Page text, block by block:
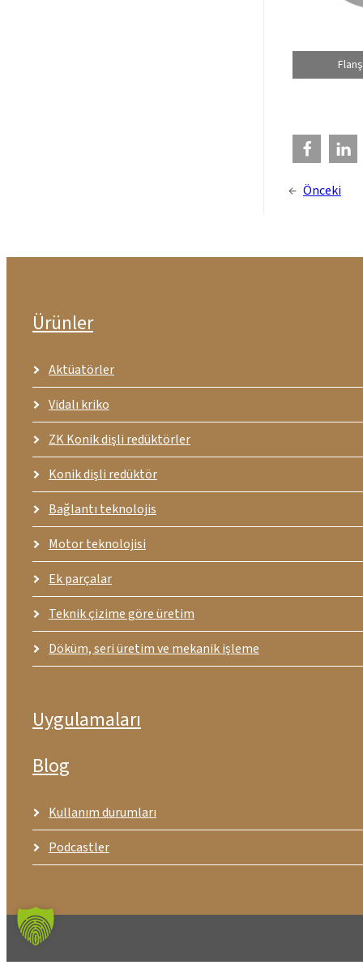
← Önceki
Ürünler
Aktüatörler
Vidalı kriko
ZK Konik dişli redüktörler
Konik dişli redüktör
Bağlantı teknolojis
Motor teknolojisi
Ek parçalar
Teknik çizime göre üretim
Döküm, seri üretim ve mekanik işleme
Uygulamaları
Blog
Kullanım durumları
Podcastler